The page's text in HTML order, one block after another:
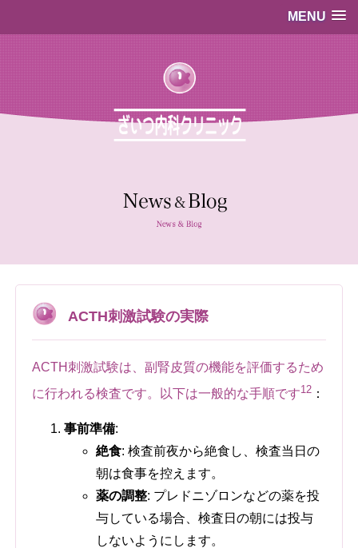
MENU
ACTH刺激試験の実際
ACTH刺激試験は、副腎皮質の機能を評価するため
に行われる検査です。以下は一般的な手順です1 2 ：
事前準備:
絶食: 検査前夜から絶食し、検査当日の
朝は食事を控えます。
薬の調整: プレドニゾロンなどの薬を投
与している場合、検査日の朝には投与
しないようにします。